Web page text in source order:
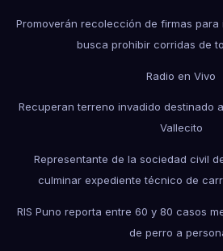
Promoverán recolección de firmas para
busca prohibir corridas de
Radio en Vivo
Recuperan terreno invadido destinado
Vallecito
Representante de la sociedad civil
culminar expediente técnico de
RIS Puno reporta entre 60 y 80 casos
de perro a